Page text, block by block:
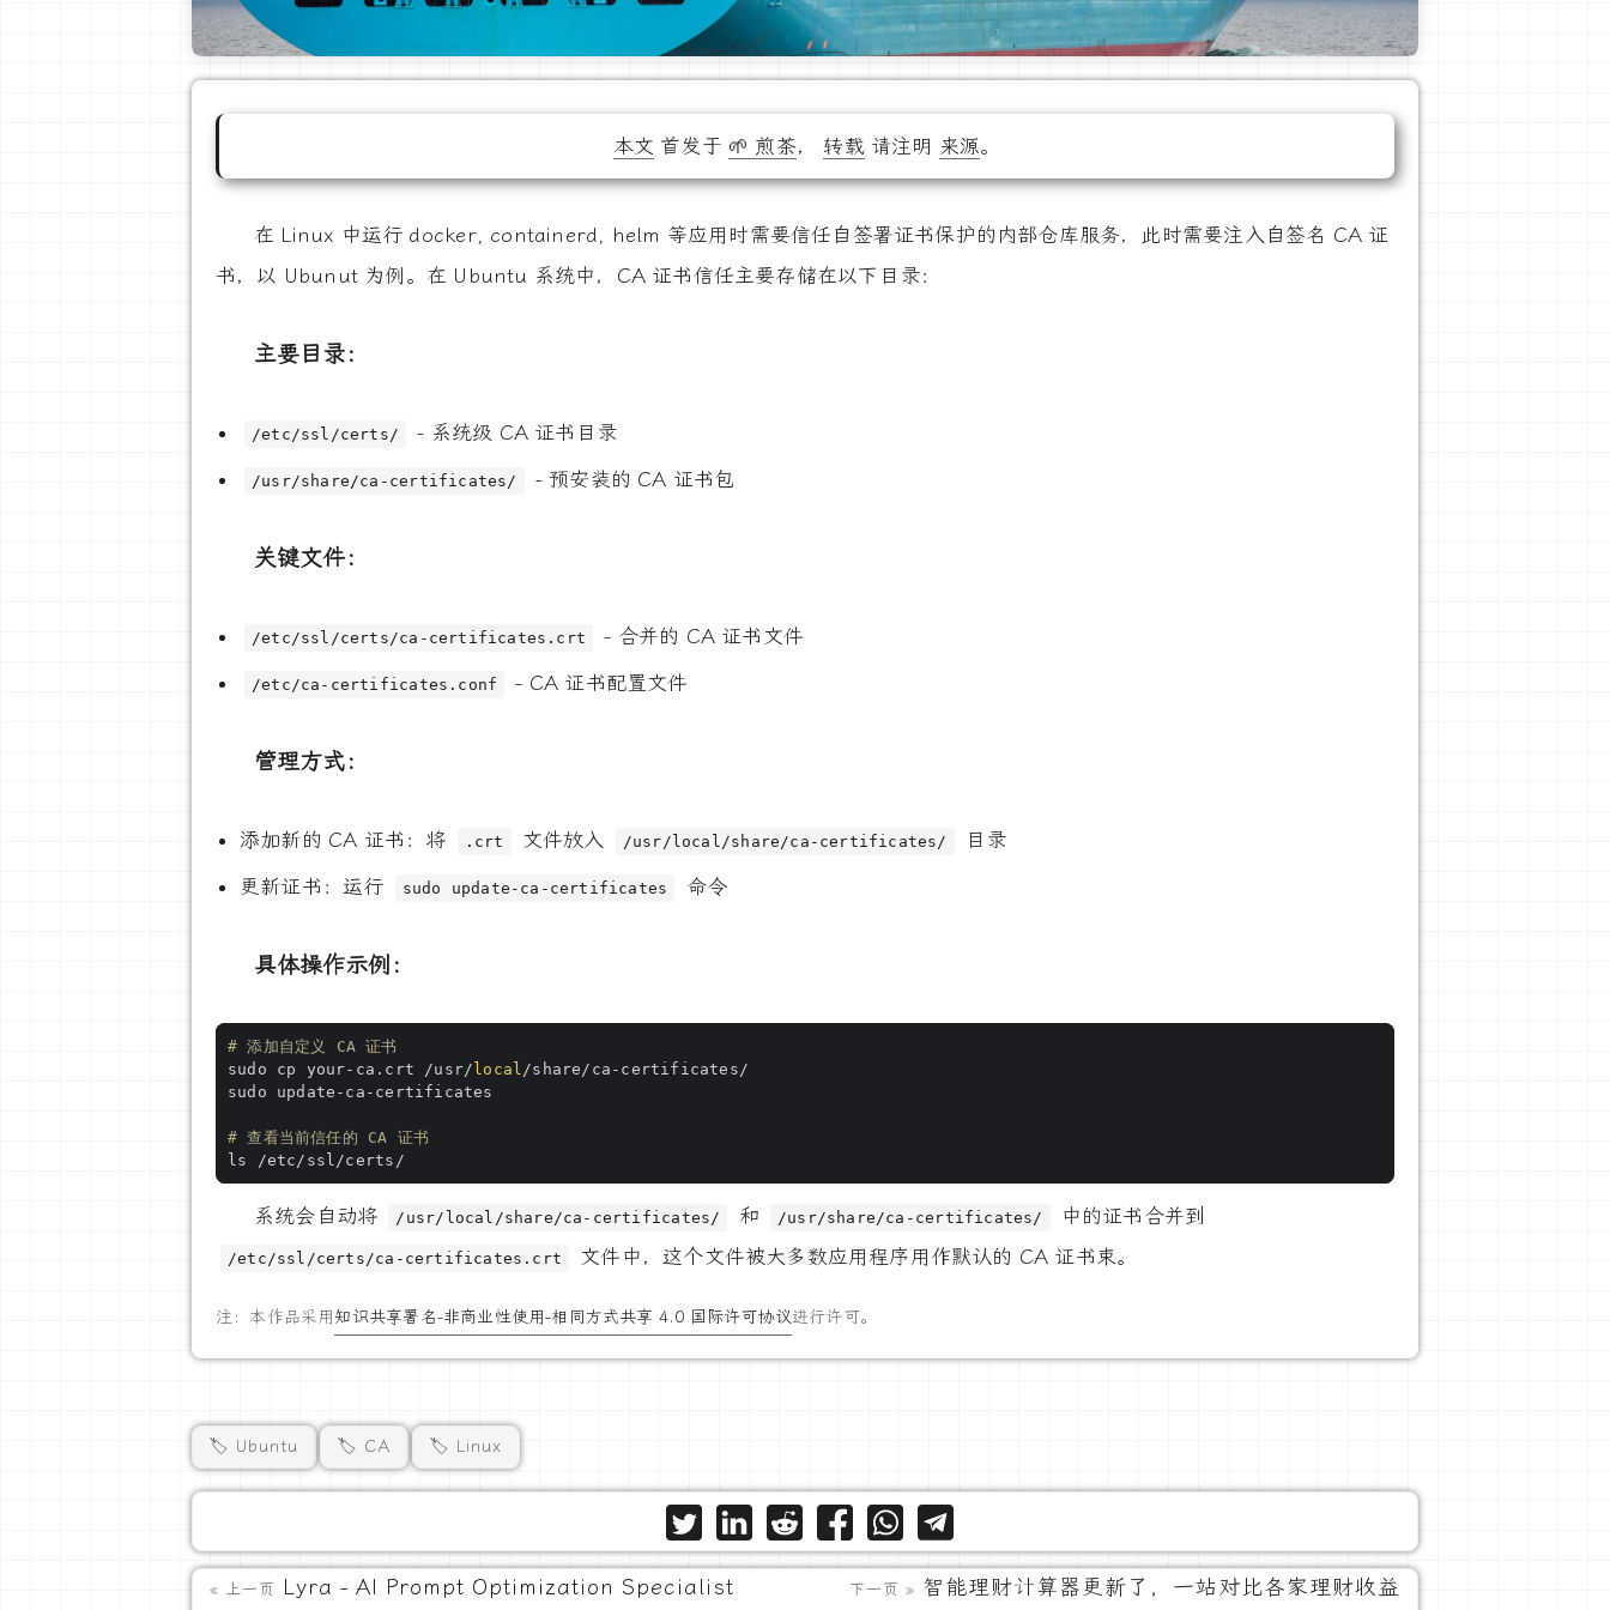
本文 首发于 🌱 煎茶，转载请注明 来源。
在 Linux 中运行 docker, containerd, helm 等应用时需要信任自签署证书保护的内部仓库服务，此时需要注入自签名 CA 证
书，以 Ubunut 为例。在 Ubuntu 系统中，CA 证书信任主要存储在以下目录：
主要目录：
/etc/ssl/certs/ - 系统级 CA 证书目录
/usr/share/ca-certificates/ - 预安装的 CA 证书包
关键文件：
/etc/ssl/certs/ca-certificates.crt - 合并的 CA 证书文件
/etc/ca-certificates.conf - CA 证书配置文件
管理方式：
添加新的 CA 证书：将 .crt 文件放入 /usr/local/share/ca-certificates/
目录
更新证书：运行
sudo update-ca-certificates 命令
具体操作示例：
# 添加自定义 CA 证书
sudo cp your-ca.crt /usr/ local
# 查看当前信任的 CA 证书
系统会自动将 /usr/local/share/ca-certificates/ 和 /usr/share/ca-certificates/ 中的证书合并到
/etc/ssl/certs/ca-certificates.crt 文件中，这个文件被大多数应用程序用作默认的 CA 证书束。
注：本作品采用知识共享署名-非商业性使用-相同方式共享 4.0 国际许可协议进行许可。
🏷️ Ubuntu 🏷️ CA 🏷️ Linux
« 上一页 Lyra - AI Prompt Optimization Specialist 下一页 » 智能理财计算器更新了，一站对比各家理财收益